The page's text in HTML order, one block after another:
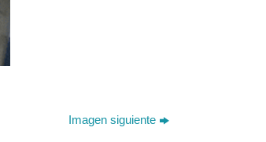
Imagen siguiente